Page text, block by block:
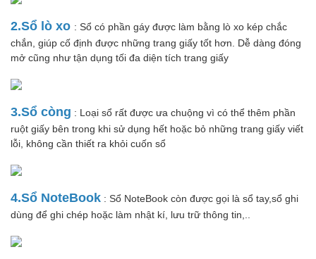
2.Sổ lò xo : Sổ có phần gáy được làm bằng lò xo kép chắc
chắn, giúp cố định được những trang giấy tốt hơn. Dễ dàng đóng
mở cũng như tận dụng tối đa diện tích trang giấy
3.Sổ còng : Loại sổ rất được ưa chuộng vì có thể thêm phần
ruột giấy bên trong khi sử dụng hết hoặc bỏ những trang giấy viết
lỗi, không cần thiết ra khỏi cuốn sổ
4.Sổ NoteBook : Sổ NoteBook còn được gọi là sổ tay,sổ ghi
dùng để ghi chép hoặc làm nhật kí, lưu trữ thông tin,..